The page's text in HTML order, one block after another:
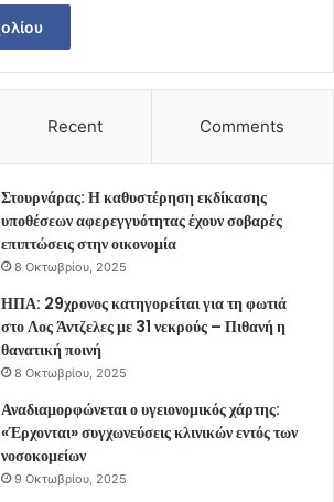
Recent Comments
Στουρνάρας: Η καθυστέρηση εκδίκασης
υποθέσεων αφερεγγυότητας έχουν σοβαρές
επιπτώσεις στην οικονομία
8 Οκτωβρίου, 2025
ΗΠΑ: 29χρονος κατηγορείται για τη φωτιά
στο Λος Άντζελες με 31 νεκρούς – Πιθανή η
θανατική ποινή
8 Οκτωβρίου, 2025
Αναδιαμορφώνεται ο υγειονομικός χάρτης:
«Έρχονται» συγχωνεύσεις κλινικών εντός των
νοσοκομείων
9 Οκτωβρίου, 2025